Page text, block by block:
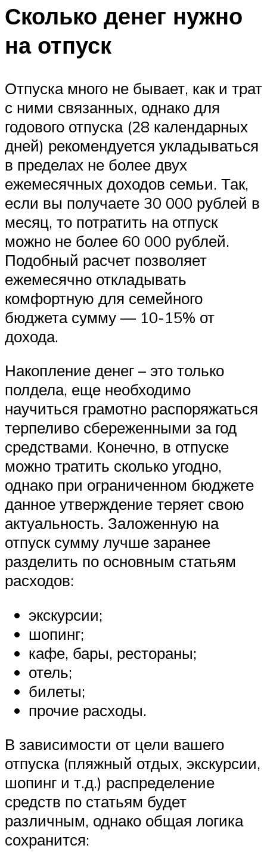
Сколько денег нужно
на отпуск
Отпуска много не бывает, как и трат
с ними связанных, однако для
годового отпуска (28 календарных
дней) рекомендуется укладываться
в пределах не более двух
ежемесячных доходов семьи. Так,
если вы получаете 30 000 рублей в
месяц, то потратить на отпуск
можно не более 60 000 рублей.
Подобный расчет позволяет
ежемесячно откладывать
комфортную для семейного
бюджета сумму — 10-15% от
дохода.
Накопление денег – это только
полдела, еще необходимо
научиться грамотно распоряжаться
терпеливо сбереженными за год
средствами. Конечно, в отпуске
можно тратить сколько угодно,
однако при ограниченном бюджете
данное утверждение теряет свою
актуальность. Заложенную на
отпуск сумму лучше заранее
разделить по основным статьям
расходов:
экскурсии;
шопинг;
кафе, бары, рестораны;
отель;
билеты;
прочие расходы.
В зависимости от цели вашего
отпуска (пляжный отдых, экскурсии,
шопинг и т.д.) распределение
средств по статьям будет
различным, однако общая логика
сохранится: